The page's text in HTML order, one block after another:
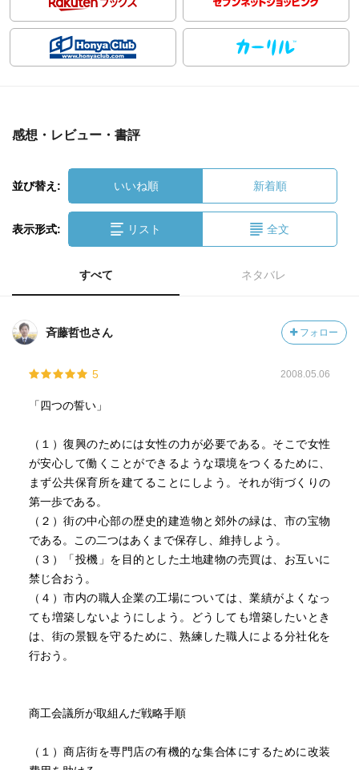
感想・レビュー・書評
並び替え: いいね順 新着順
表示形式: リスト 全文
すべて ネタバレ
斉藤哲也さん フォロー
5 2008.05.06
「四つの誓い」
（１）復興のためには女性の力が必要である。そこで女性
が安心して働くことができるような環境をつくるために、
まず公共保育所を建てることにしよう。それが街づくりの
第一歩である。
（２）街の中心部の歴史的建造物と郊外の緑は、市の宝物
である。この二つはあくまで保存し、維持しよう。
（３）「投機」を目的とした土地建物の売買は、お互いに
禁じ合おう。
（４）市内の職人企業の工場については、業績がよくなっ
ても増築しないようにしよう。どうしても増築したいとき
は、街の景観を守るために、熟練した職人による分社化を
行おう。
商工会議所が取組んだ戦略手順
（１）商店街を専門店の有機的な集合体にするために改装